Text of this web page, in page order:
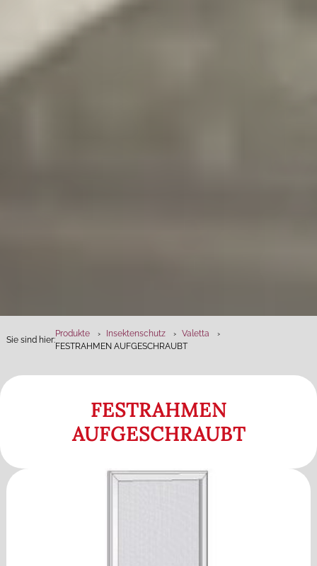
Sie sind hier:
Produkte Insektenschutz
Valetta
FESTRAHMEN AUFGESCHRAUBT
FESTRAHMEN
AUFGESCHRAUBT